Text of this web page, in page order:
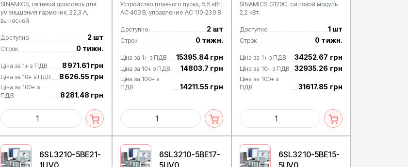
SINAMICS, сетевой дроссель для
уменьшения гармоник, 22,3 A,
выносной
Доступно 2 шт
Строк 0 тижн.
Ціна за 1+ з ПДВ 8971.61 грн
Ціна за 10+ з ПДВ 8626.55 грн
Ціна за 100+ з
ПДВ
8281.48 грн
Устройство плавного пуска, 5,5 кВт,
АС 400 В, управление АС 110-230 В
Доступно 2 шт
Строк 0 тижн.
Ціна за 1+ з ПДВ 15395.84 грн
Ціна за 10+ з ПДВ 14803.7 грн
Ціна за 100+ з
ПДВ
14211.55 грн
SINAMICS G120C, силовой модуль
2,2 кВт.
Доступно 1 шт
Строк 0 тижн.
Ціна за 1+ з ПДВ 34252.67 грн
Ціна за 10+ з ПДВ 32935.26 грн
Ціна за 100+ з
ПДВ
31617.85 грн
6SL3210-5BE21-
6SL3210-5BE17-
6SL3210-5BE15-